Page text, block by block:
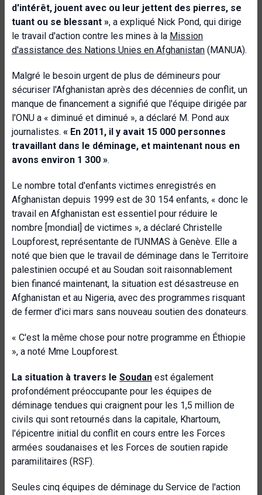
d'intérêt, jouent avec ou leur jettent des pierres, se
tuant ou se blessant », a expliqué Nick Pond, qui dirige
le travail d'action contre les mines à la Mission
d'assistance des Nations Unies en Afghanistan (MANUA).
Malgré le besoin urgent de plus de démineurs pour
sécuriser l'Afghanistan après des décennies de conflit, un
manque de financement a signifié que l'équipe dirigée par
l'ONU a « diminué et diminué », a déclaré M. Pond aux
journalistes. « En 2011, il y avait 15 000 personnes
travaillant dans le déminage, et maintenant nous en
avons environ 1 300 ».
Le nombre total d'enfants victimes enregistrés en
Afghanistan depuis 1999 est de 30 154 enfants, « donc le
travail en Afghanistan est essentiel pour réduire le
nombre [mondial] de victimes », a déclaré Christelle
Loupforest, représentante de l'UNMAS à Genève. Elle a
noté que bien que le travail de déminage dans le Territoire
palestinien occupé et au Soudan soit raisonnablement
bien financé maintenant, la situation est désastreuse en
Afghanistan et au Nigeria, avec des programmes risquant
de fermer d'ici mars sans nouveau soutien des donateurs.
« C'est la même chose pour notre programme en Éthiopie
», a noté Mme Loupforest.
La situation à travers le Soudan est également
profondément préoccupante pour les équipes de
déminage tendues qui craignent pour les 1,5 million de
civils qui sont retournés dans la capitale, Khartoum,
l'épicentre initial du conflit en cours entre les Forces
armées soudanaises et les Forces de soutien rapide
paramilitaires (RSF).
Seules cinq équipes de déminage du Service de l'action